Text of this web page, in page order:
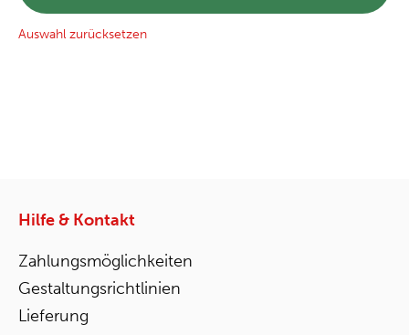
Auswahl zurücksetzen
Hilfe & Kontakt
Zahlungsmöglichkeiten
Gestaltungsrichtlinien
Lieferung